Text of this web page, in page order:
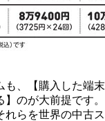
、【購入した端末
のが大前提です。
れらを世界の中古ス